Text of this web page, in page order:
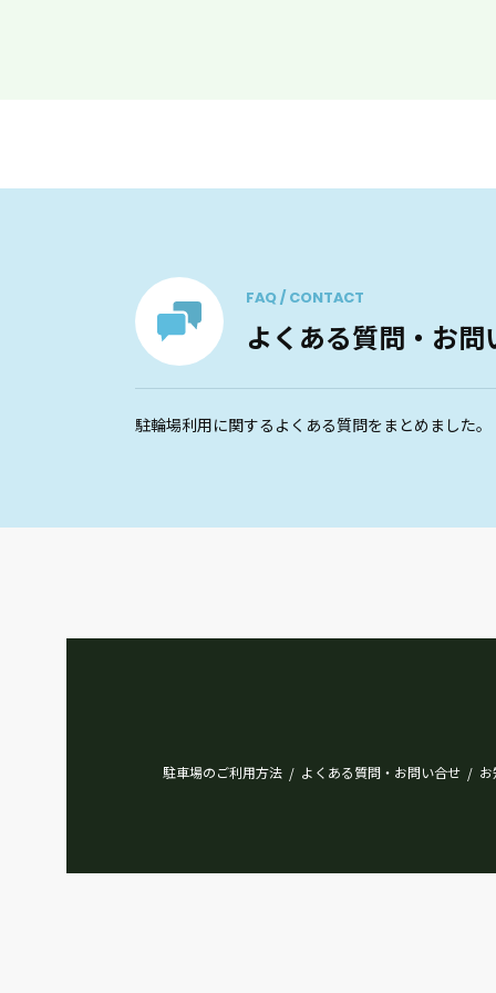
FAQ / CONTACT
よくある質問・お問
駐輪場利用に関するよくある質問をまとめました。
駐車場のご利用方法 / よくある質問・お問い合せ /